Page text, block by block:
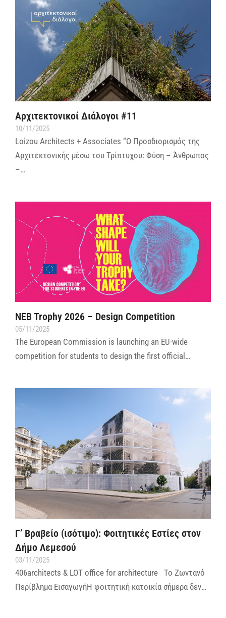
Αρχιτεκτονικοί Διάλογοι #11
10/11/2025
Loizou Architects + Associates “Ο Προσδιορισμός της
Αρχιτεκτονικής μέσω του Τρίπτυχου: Φύση – Άνθρωπος
–…
NEB Trophy 2026 – Design Competition
05/11/2025
The European Commission is launching an EU-wide
competition for students to design the first official…
Γ’ Βραβείο (ισότιμο): Φοιτητικές Εστίες στον
Δήμο Λεμεσού
03/11/2025
406architects & LOT office for architecture Το Ζωντανό
Περίβλημα ΕισαγωγήΗ φοιτητική κατοικία σήμερα δεν…